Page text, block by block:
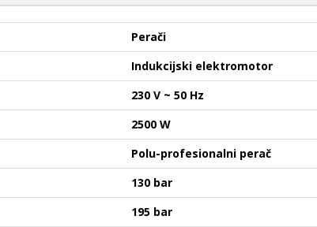
Perači
Indukcijski elektromotor
230 V ~ 50 Hz
2500 W
Polu-profesionalni perač
130 bar
195 bar